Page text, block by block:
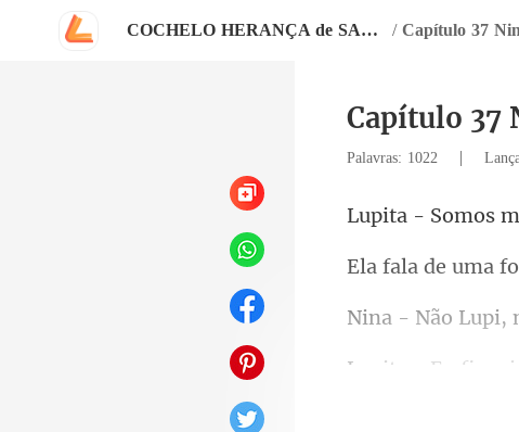
COCHELO HERANÇA de SANGUE / Capítulo 37
Capítulo 37
Palavras: 1022 |
mos